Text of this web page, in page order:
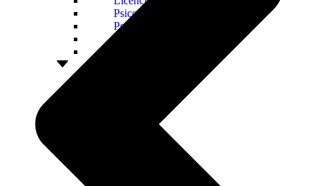
Psicología
Psicología Advance